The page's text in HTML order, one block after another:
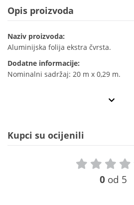
Opis proizvoda
Naziv proizvoda:
Aluminijska folija ekstra čvrsta.
Dodatne informacije:
Nominalni sadržaj: 20 m x 0,29 m.
Kupci su ocijenili
0 od 5